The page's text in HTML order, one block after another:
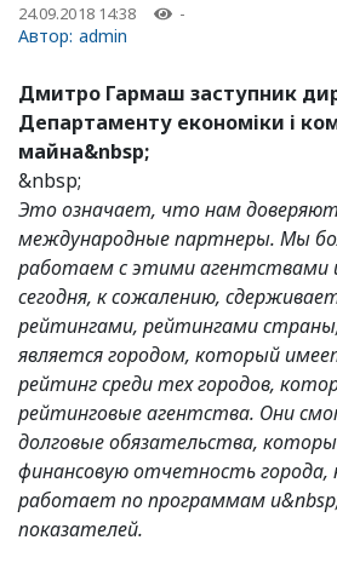
24.09.2018 14:38 -
Автор: admin
Дмитро Гармаш заступник
Департаменту економіки і
майна&nbsp;
&nbsp;
Это означает, что нам
международные партнеры. Мы
работаем с этими агентствами
сегодня, к сожалению,
рейтингами, рейтингами страны,
является городом, который
рейтинг среди тех городов,
рейтинговые агентства. Они
долговые обязательства,
финансовую отчетность города,
работает по программам
показателей.